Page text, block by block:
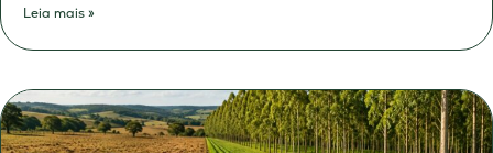
Leia mais »